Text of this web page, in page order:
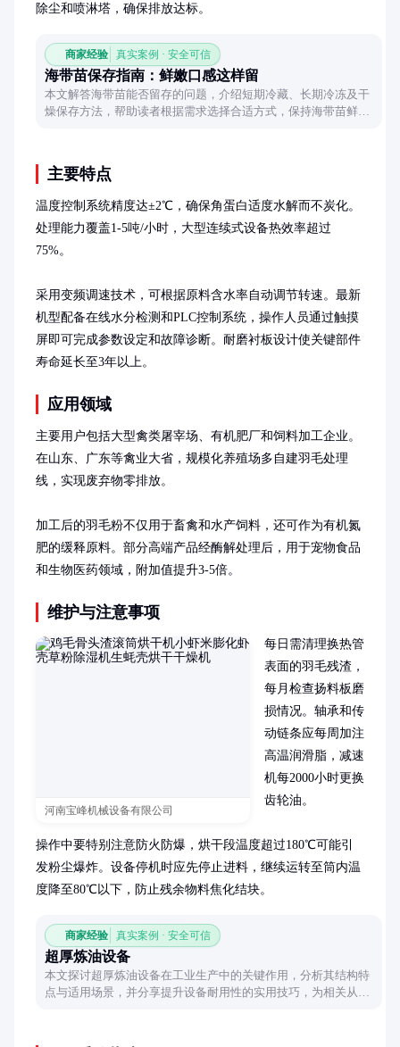
除尘和喷淋塔，确保排放达标。
商家经验 真实案例 · 安全可信
海带苗保存指南：鲜嫩口感这样留
本文解答海带苗能否留存的问题，介绍短期冷藏、长期冷冻及干
燥保存方法，帮助读者根据需求选择合适方式，保持海带苗鲜嫩
主要特点
温度控制系统精度达±2℃，确保角蛋白适度水解而不炭化。
处理能力覆盖1-5吨/小时，大型连续式设备热效率超过
75%。
采用变频调速技术，可根据原料含水率自动调节转速。最新
机型配备在线水分检测和PLC控制系统，操作人员通过触摸
屏即可完成参数设定和故障诊断。耐磨衬板设计使关键部件
寿命延长至3年以上。
应用领域
主要用户包括大型禽类屠宰场、有机肥厂和饲料加工企业。
在山东、广东等禽业大省，规模化养殖场多自建羽毛处理
线，实现废弃物零排放。
加工后的羽毛粉不仅用于畜禽和水产饲料，还可作为有机氮
肥的缓释原料。部分高端产品经酶解处理后，用于宠物食品
和生物医药领域，附加值提升3-5倍。
维护与注意事项
河南宝峰机械设备有限公司
每日需清理换热管
表面的羽毛残渣，
每月检查扬料板磨
损情况。轴承和传
动链条应每周加注
高温润滑脂，减速
机每2000小时更换
齿轮油。
操作中要特别注意防火防爆，烘干段温度超过180℃可能引
发粉尘爆炸。设备停机时应先停止进料，继续运转至筒内温
度降至80℃以下，防止残余物料焦化结块。
商家经验 真实案例 · 安全可信
超厚炼油设备
本文探讨超厚炼油设备在工业生产中的关键作用，分析其结构特
点与适用场景，并分享提升设备耐用性的实用技巧，为相关从业